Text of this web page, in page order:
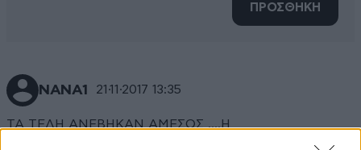
ΠΡΟΣΘΗΚΗ
ΝΑΝΑ1 21·11·2017 13:35
ΤΑ ΤΕΛΗ ΑΝΕΒΗΚΑΝ ΑΜΕΣΩΣ ....Η